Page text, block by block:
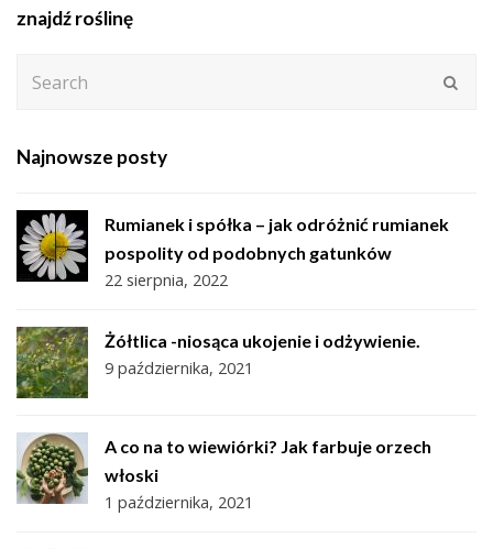
znajdź roślinę
Najnowsze posty
Rumianek i spółka – jak odróżnić rumianek
pospolity od podobnych gatunków
22 sierpnia, 2022
Żółtlica -niosąca ukojenie i odżywienie.
9 października, 2021
A co na to wiewiórki? Jak farbuje orzech
włoski
1 października, 2021